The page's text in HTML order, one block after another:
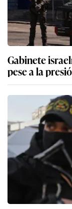
Gabinete
pese a la